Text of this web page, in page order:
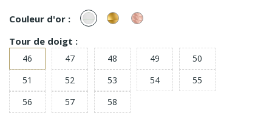
Couleur d'or : or
Blanc
or
Jaune
or
Rose
Tour de doigt :
46 47 48 49
50
51
52 53 54
55
56
57 58